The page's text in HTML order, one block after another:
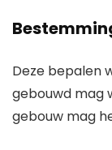
Deze bepalen
gebouwd mag
gebouw mag